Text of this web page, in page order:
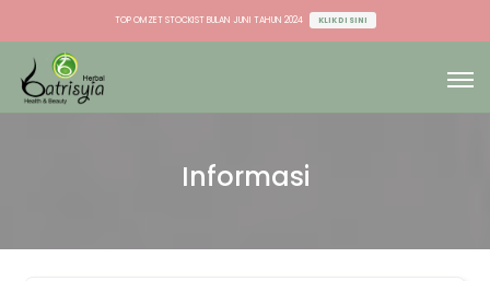
TOP OMZET DU & AGEN BULAN JUNI TAHUN 2024 KLIK DI SINI
TOP OMZET STOCKIST BULAN JUNI TAHUN 2024 KLIK DI SINI
Informasi